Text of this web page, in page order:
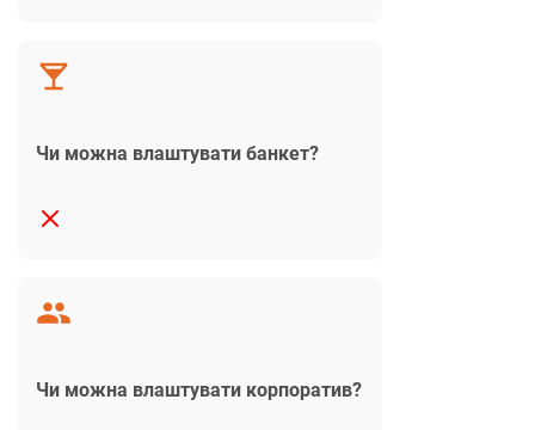
Чи можна влаштувати банкет?
Чи можна влаштувати корпоратив?